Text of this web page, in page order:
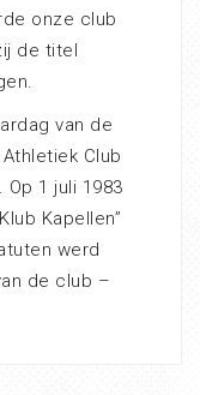
onze club
de titel
van de
Club
1 juli 1983
Kapellen”
werd
de club –